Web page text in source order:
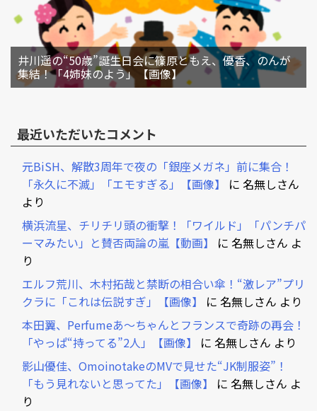
井川遥の“50歳”誕生日会に篠原ともえ、優香、のんが
集結！「4姉妹のよう」【画像】
最近いただいたコメント
元BiSH、解散3周年で夜の「銀座メガネ」前に集合！
「永久に不滅」「エモすぎる」【画像】
に 名無しさん
より
横浜流星、チリチリ頭の衝撃！「ワイルド」「パンチパ
ーマみたい」と賛否両論の嵐【動画】
に 名無しさん よ
り
エルフ荒川、木村拓哉と禁断の相合い傘！“激レア”プリ
クラに「これは伝説すぎ」【画像】
に 名無しさん より
本田翼、Perfumeあ～ちゃんとフランスで奇跡の再会！
「やっぱ“持ってる”2人」【画像】
に 名無しさん より
影山優佳、OmoinotakeのMVで見せた“JK制服姿”！
「もう見れないと思ってた」【画像】
に 名無しさん よ
り